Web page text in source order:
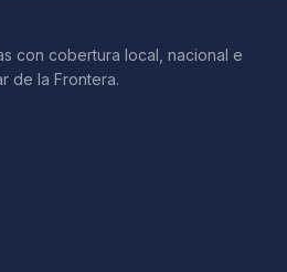
con cobertura local, nacional e
de la Frontera.